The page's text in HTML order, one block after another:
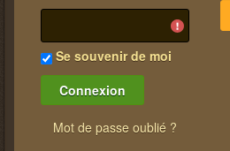
Se souvenir de moi
Mot de passe oublié ?